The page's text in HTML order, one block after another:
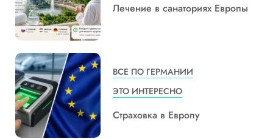
Лечение в санаториях Европы
ВСЕ ПО ГЕРМАНИИ
ЭТО ИНТЕРЕСНО
Страховка в Европу